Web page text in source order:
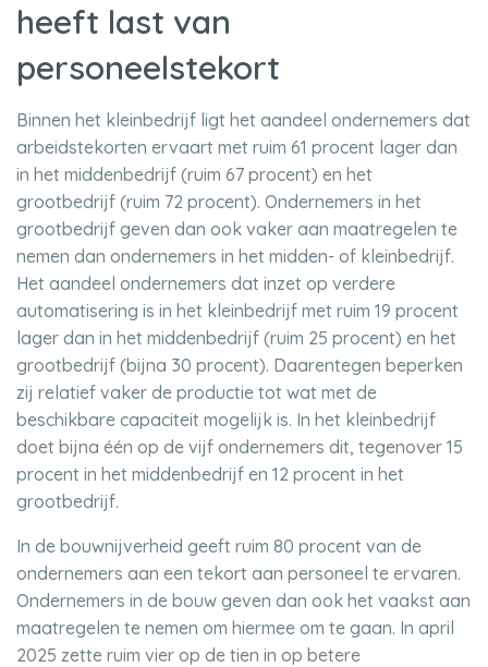
heeft last van
personeelstekort
Binnen het kleinbedrijf ligt het aandeel ondernemers dat
arbeidstekorten ervaart met ruim 61 procent lager dan
in het middenbedrijf (ruim 67 procent) en het
grootbedrijf (ruim 72 procent). Ondernemers in het
grootbedrijf geven dan ook vaker aan maatregelen te
nemen dan ondernemers in het midden- of kleinbedrijf.
Het aandeel ondernemers dat inzet op verdere
automatisering is in het kleinbedrijf met ruim 19 procent
lager dan in het middenbedrijf (ruim 25 procent) en het
grootbedrijf (bijna 30 procent). Daarentegen beperken
zij relatief vaker de productie tot wat met de
beschikbare capaciteit mogelijk is. In het kleinbedrijf
doet bijna één op de vijf ondernemers dit, tegenover 15
procent in het middenbedrijf en 12 procent in het
grootbedrijf.
In de bouwnijverheid geeft ruim 80 procent van de
ondernemers aan een tekort aan personeel te ervaren.
Ondernemers in de bouw geven dan ook het vaakst aan
maatregelen te nemen om hiermee om te gaan. In april
2025 zette ruim vier op de tien in op betere